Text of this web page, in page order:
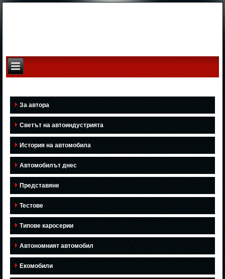
За автора
Светът на автоиндустрията
История на автомобила
Автомобилът днес
Представяне
Тестове
Типове каросерии
Автономният автомобил
Екомобили